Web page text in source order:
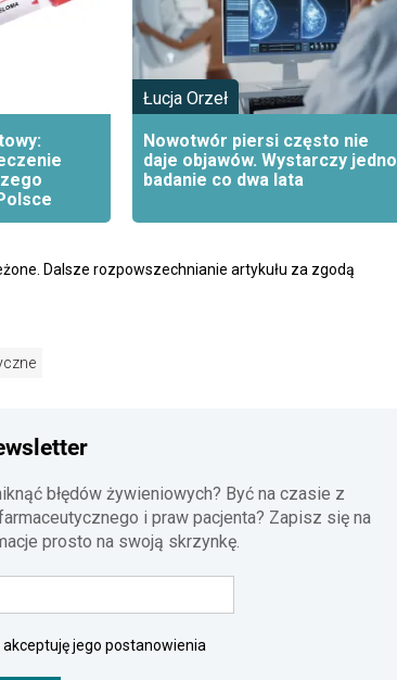
Łucja Orzeł
Nowotwór piersi często nie
daje objawów. Wystarczy jedno
badanie co dwa lata
Dalsze rozpowszechnianie artykułu za zgodą
błędów żywieniowych? Być na czasie z
i praw pacjenta? Zapisz się na
prosto na swoją skrzynkę.
akceptuję jego postanowienia